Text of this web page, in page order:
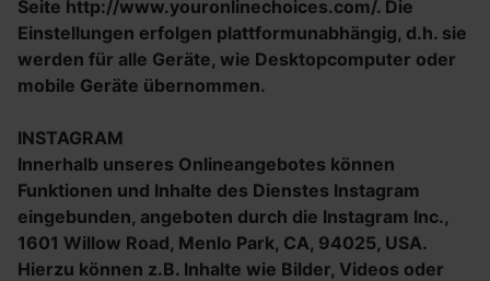
Seite http://www.youronlinechoices.com/. Die
Einstellungen erfolgen plattformunabhängig, d.h. sie
werden für alle Geräte, wie Desktopcomputer oder
mobile Geräte übernommen.
INSTAGRAM
Innerhalb unseres Onlineangebotes können
Funktionen und Inhalte des Dienstes Instagram
eingebunden, angeboten durch die Instagram Inc.,
1601 Willow Road, Menlo Park, CA, 94025, USA.
Hierzu können z.B. Inhalte wie Bilder, Videos oder